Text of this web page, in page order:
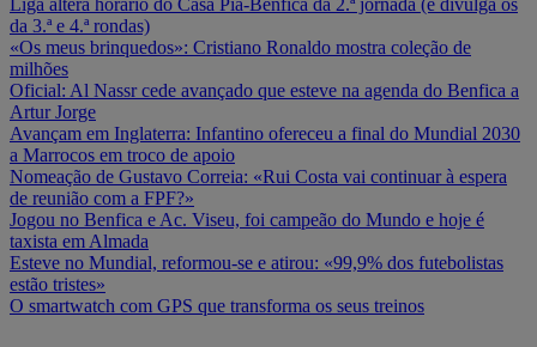
da 3.ª e 4.ª rondas)
«Os meus brinquedos»: Cristiano Ronaldo mostra coleção de
milhões
Oficial: Al Nassr cede avançado que esteve na agenda do Benfica a
Artur Jorge
Avançam em Inglaterra: Infantino ofereceu a final do Mundial 2030
a Marrocos em troco de apoio
Nomeação de Gustavo Correia: «Rui Costa vai continuar à espera
de reunião com a FPF?»
Jogou no Benfica e Ac. Viseu, foi campeão do Mundo e hoje é
taxista em Almada
Esteve no Mundial, reformou-se e atirou: «99,9% dos futebolistas
estão tristes»
O smartwatch com GPS que transforma os seus treinos